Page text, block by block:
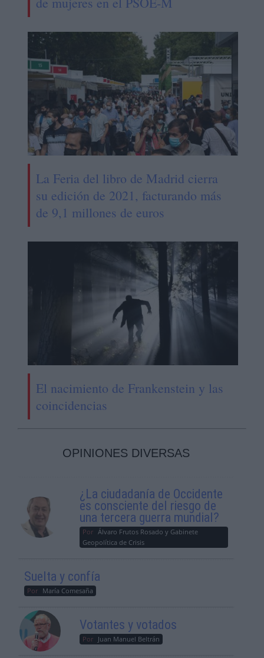
La Feria del libro de Madrid cierra
su edición de 2021, facturando más
de 9,1 millones de euros
El nacimiento de Frankenstein y las
coincidencias
OPINIONES DIVERSAS
¿La ciudadanía de Occidente
es consciente del riesgo de
una tercera guerra mundial?
Por Álvaro Frutos Rosado y Gabinete
Geopolítica de Crisis
Suelta y confía
Por María Comesaña
Votantes y votados
Por Juan Manuel Beltrán